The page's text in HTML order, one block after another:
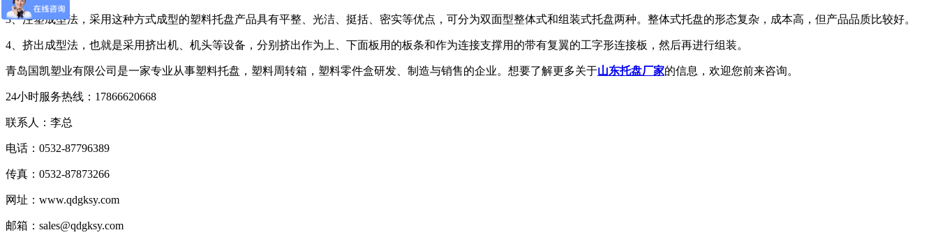
3、注塑成型法，采用这种方式成型的塑料托盘产品具有平整、光洁、挺括、密实等优点，可分为双面型整体式和组装式托盘两种。整体式托盘的形态复杂，成本高，但产品品质比较好。
4、挤出成型法，也就是采用挤出机、机头等设备，分别挤出作为上、下面板用的板条和作为连接支撑用的带有复翼的工字形连接板，然后再进行组装。
青岛国凯塑业有限公司是一家专业从事塑料托盘，塑料周转箱，塑料零件盒研发、制造与销售的企业。想要了解更多关于山东托盘厂家的信息，欢迎您前来咨询。
24小时服务热线：17866620668
联系人：李总
电话：0532-87796389
传真：0532-87873266
网址：www.qdgksy.com
邮箱：sales@qdgksy.com